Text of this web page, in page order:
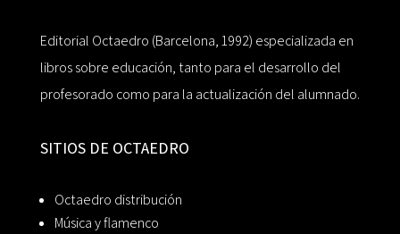
Editorial Octaedro (Barcelona, 1992) especializada en
libros sobre educación, tanto para el desarrollo del
profesorado como para la actualización del alumnado.
SITIOS DE OCTAEDRO
Octaedro distribución
Música y flamenco